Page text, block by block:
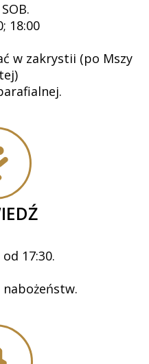
18:00
w zakrystii (po Mszy
17:30.
nabożeństw.